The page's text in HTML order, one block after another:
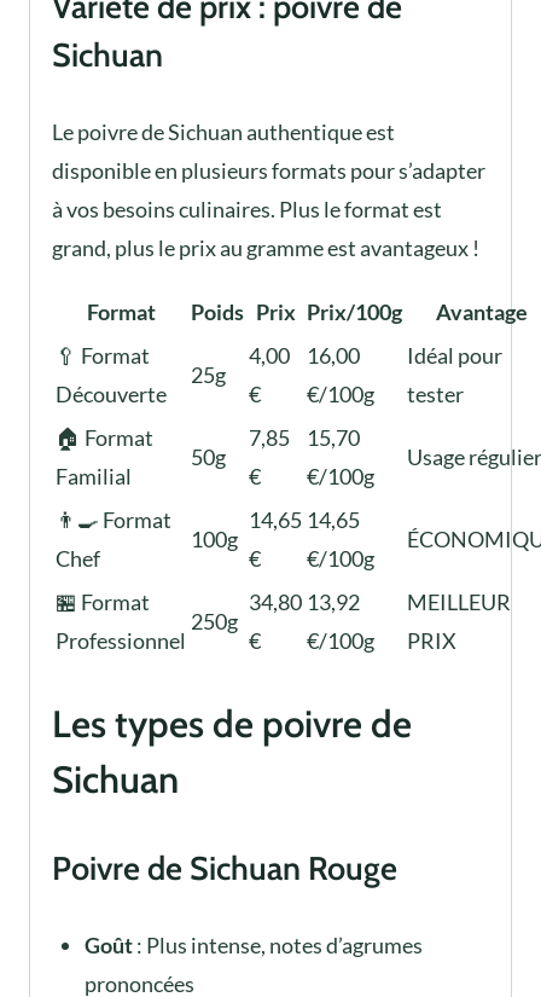
Sichuan
Le poivre de Sichuan authentique est
disponible en plusieurs formats pour s’adapter
à vos besoins culinaires. Plus le format est
grand, plus le prix au gramme est avantageux !
Format Poids Prix Prix/100g
Avantage
🥄 Format
Découverte
25g
4,00
€
16,00
€/100g
Idéal pour
tester
🏠 Format
Familial
50g
7,85
€
15,70
€/100g
Usage régulier
👨‍🍳 Format
Chef
100g
14,65
€
14,65
€/100g
🏪 Format
Professionnel
250g
34,80
€
13,92
€/100g
MEILLEUR
PRIX
Les types de poivre de
Sichuan
Poivre de Sichuan Rouge
Goût: Plus intense, notes d’agrumes
prononcées